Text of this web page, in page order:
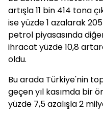
artışla 11 bin 414 tona
ise yüzde 1 azalarak
petrol piyasasında
ihracat yüzde 10,8
oldu.
Bu arada Türkiye'nin
geçen yıl kasımda bir
yüzde 7,5 azalışla 2